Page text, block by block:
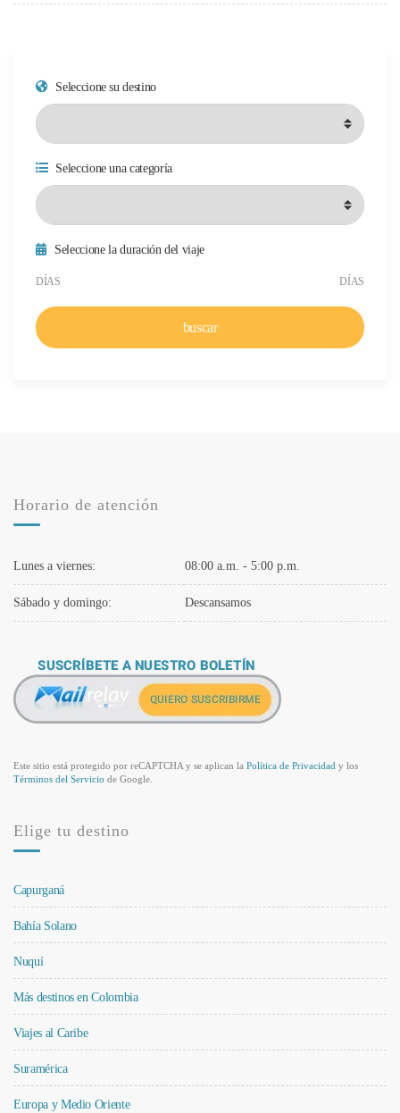
Seleccione su destino
Seleccione una categoría
Seleccione la duración del viaje
Duración mínima del viaje
Duración máxima del viaje
DÍAS DÍAS
buscar
Horario de atención
Lunes a viernes: 08:00 a.m. - 5:00 p.m.
Sábado y domingo: Descansamos
Este sitio está protegido por reCAPTCHA y se aplican la Política de Privacidad y los
Términos del Servicio de Google.
Elige tu destino
Capurganá
Bahía Solano
Nuquí
Más destinos en Colombia
Viajes al Caribe
Suramérica
Europa y Medio Oriente